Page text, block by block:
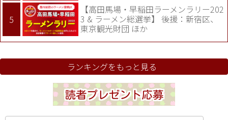
【高田馬場・早稲田ラーメンラリー202
3 & ラーメン総選挙】 後援：新宿区、
東京観光財団 ほか
ランキングをもっと見る